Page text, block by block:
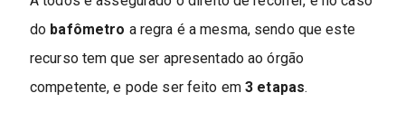
do bafômetro a regra é a mesma, sendo que este
recurso tem que ser apresentado ao órgão
competente, e pode ser feito em3 etapas.